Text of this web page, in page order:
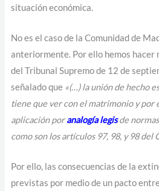
situación económica.
No es el caso de la Comunidad de
anteriormente. Por ello hemos hacer
del Tribunal Supremo de 12 de
señalado que «(…) la unión de hecho
tiene que ver con el matrimonio y por
aplicación poranalogía legisde
como son los artículos 97, 98, y 98 del
Por ello, las consecuencias de la
previstas por medio de un pacto